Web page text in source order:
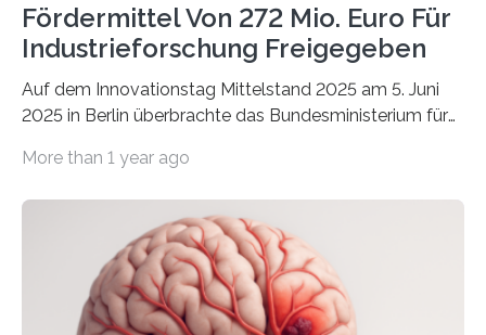
Fördermittel Von 272 Mio. Euro Für
Industrieforschung Freigegeben
Auf dem Innovationstag Mittelstand 2025 am 5. Juni
2025 in Berlin überbrachte das Bundesministerium für
Überplanmäßige Verpflichtungsermächtigungen in
Woche vom Haushaltsausschuss freigegeben – unter
anderem zur Unterstützung der
Industrieforschungsprogramme Industrielle
Gemeinschaftsforschung (IGF), Zentrales
Innovationsprogramm Mittelstand (ZIM) und
More than 1 year ago